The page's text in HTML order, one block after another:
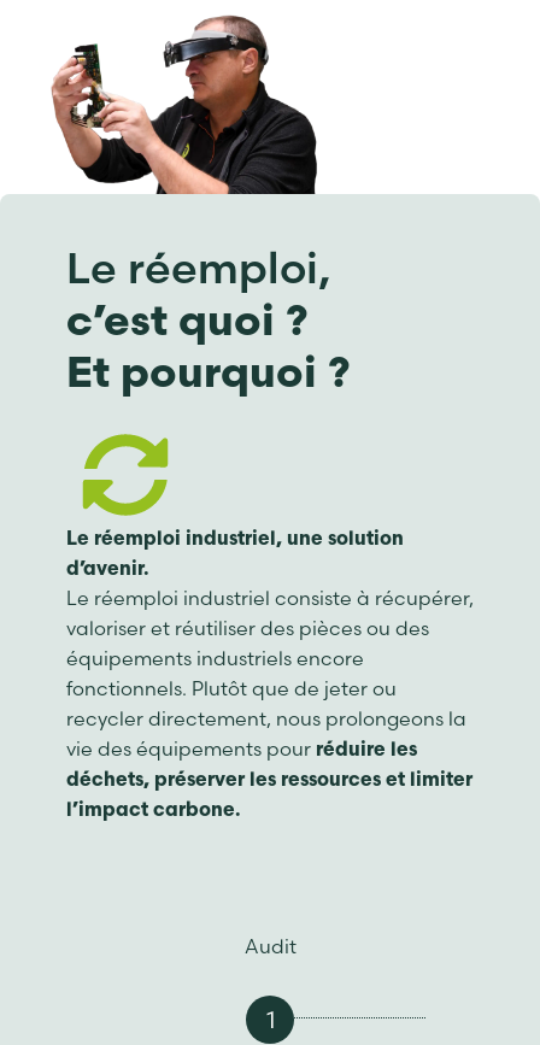
Le réemploi,
c’est quoi ?
Et pourquoi ?
Le réemploi industriel, une solution
d’avenir.
Le réemploi industriel consiste à récupérer,
valoriser et réutiliser des pièces ou des
équipements industriels encore
fonctionnels. Plutôt que de jeter ou
recycler directement, nous prolongeons la
vie des équipements pour réduire les
déchets, préserver les ressources et limiter
l’impact carbone.
Audit
1